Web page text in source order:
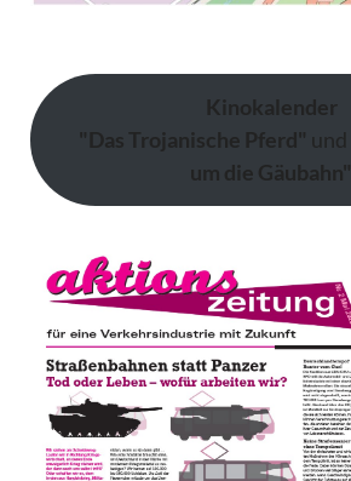
Kinokalender
"Das Trojanische Pferd" und
um die Gäubahn"